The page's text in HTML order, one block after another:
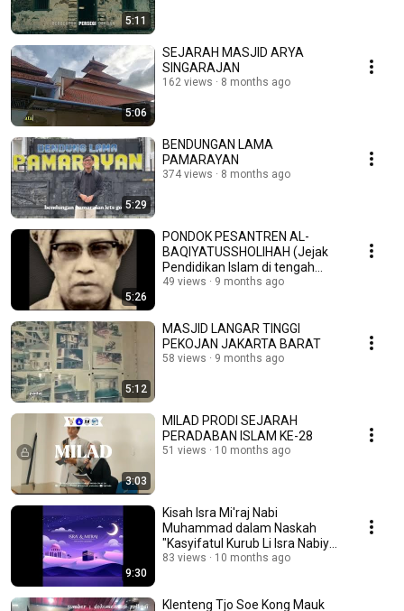
5:11
5:06
SEJARAH MASJID ARYA
SINGARAJAN
162 views 8 months ago
5:29
BENDUNGAN LAMA
PAMARAYAN
374 views 8 months ago
5:26
PONDOK PESANTREN AL-
BAQIYATUSSHOLIHAH (Jejak
Pendidikan Islam di tengah
Industri Bekasi)
49 views 9 months ago
5:12
MASJID LANGAR TINGGI
PEKOJAN JAKARTA BARAT
58 views 9 months ago
3:03
MILAD PRODI SEJARAH
PERADABAN ISLAM KE-28
51 views 10 months ago
9:30
Kisah Isra Mi'raj Nabi
Muhammad dalam Naskah
"Kasyifatul Kurub Li Isra Nabiyyil
Mahbub"
83 views 10 months ago
Klenteng Tjo Soe Kong Mauk